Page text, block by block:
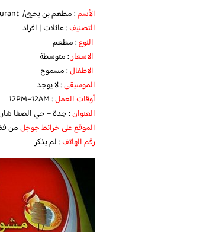
الأسم: مطعم بن يحيى/ Bin Yahya Restaurant
التصنيف: عائلات | افراد
النوع: مطعم
الاسعار: متوسطة
الاطفال: مسموح
الموسيقى: لا يوجد
أوقات العمل: 12PM–12AM
العنوان: جدة – حي الصفا شارع
الموقع على خرائط جوجلمن
رقم الهاتف: ‏‏‪لم يذكر